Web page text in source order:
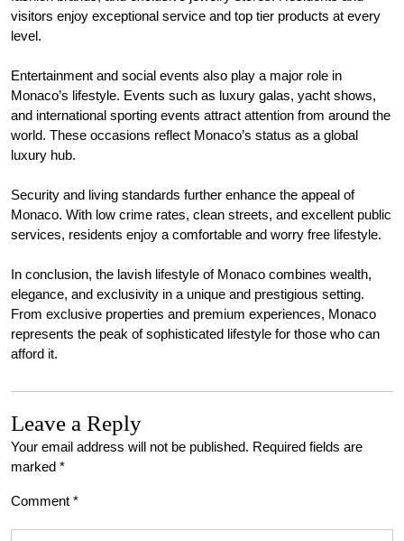
visitors enjoy exceptional service and top tier products at every
level.
Entertainment and social events also play a major role in
Monaco’s lifestyle. Events such as luxury galas, yacht shows,
and international sporting events attract attention from around the
world. These occasions reflect Monaco’s status as a global
luxury hub.
Security and living standards further enhance the appeal of
Monaco. With low crime rates, clean streets, and excellent public
services, residents enjoy a comfortable and worry free lifestyle.
In conclusion, the lavish lifestyle of Monaco combines wealth,
elegance, and exclusivity in a unique and prestigious setting.
From exclusive properties and premium experiences, Monaco
represents the peak of sophisticated lifestyle for those who can
afford it.
Leave a Reply
Your email address will not be published. Required fields are
marked *
Comment *